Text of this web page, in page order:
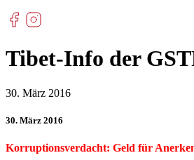
Tibet-Info der
30. März 2016
30. März 2016
Korruptionsverdacht: Geld für